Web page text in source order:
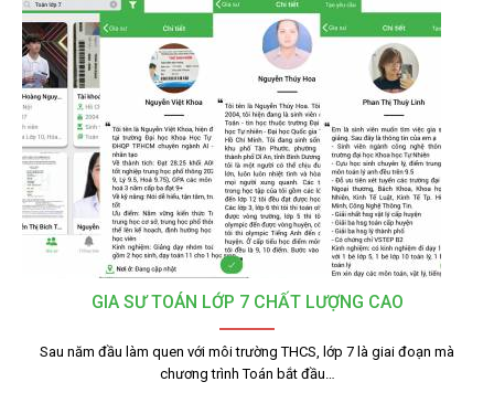
GIA SƯ TOÁN LỚP 7 CHẤT LƯỢNG CAO
Sau năm đầu làm quen với môi trường THCS, lớp 7 là giai đoạn mà
chương trình Toán bắt đầu…